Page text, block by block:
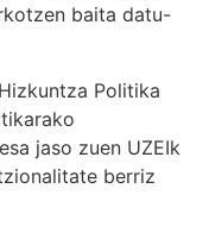
baita datu-
Politika
jaso zuen UZEIk
berriz